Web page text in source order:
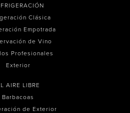
Clásica
Empotrada
de Vino
Profesionales
Exterior
AIRE LIBRE
Barbacoas
de Exterior